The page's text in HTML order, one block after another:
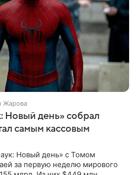
Жарова
Новый день» собрал
самым кассовым
Новый день» с Томом
за первую неделю мирового